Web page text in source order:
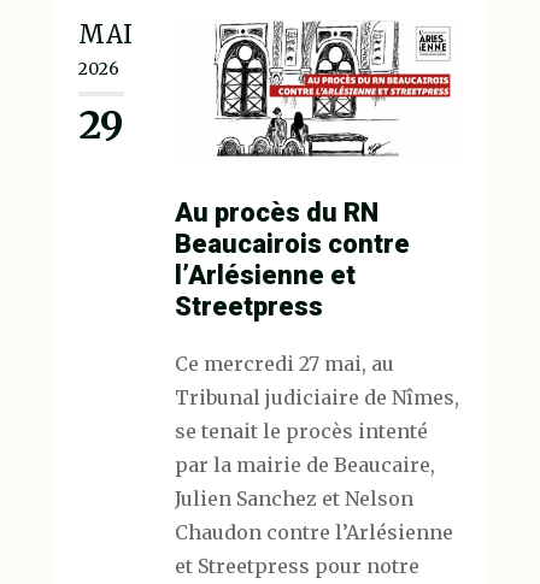
MAI
2026
29
Au procès du RN
Beaucairois contre
l’Arlésienne et
Streetpress
Ce mercredi 27 mai, au
Tribunal judiciaire de Nîmes,
se tenait le procès intenté
par la mairie de Beaucaire,
Julien Sanchez et Nelson
Chaudon contre l’Arlésienne
et Streetpress pour notre